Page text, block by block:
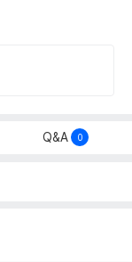
Q&A 0